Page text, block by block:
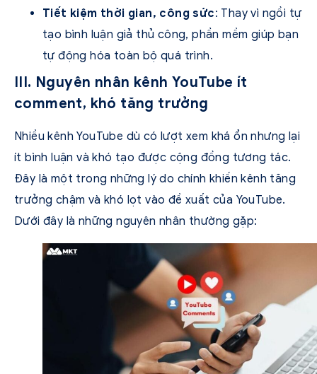
Tiết kiệm thời gian, công sức: Thay vì ngồi tự
tạo bình luận giả thủ công, phần mềm giúp bạn
tự động hóa toàn bộ quá trình.
III. Nguyên nhân kênh YouTube ít
comment, khó tăng trưởng
Nhiều kênh YouTube dù có lượt xem khá ổn nhưng lại
ít bình luận và khó tạo được cộng đồng tương tác.
Đây là một trong những lý do chính khiến kênh tăng
trưởng chậm và khó lọt vào đề xuất của YouTube.
Dưới đây là những nguyên nhân thường gặp: